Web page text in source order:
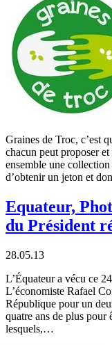
Graines de Troc, c’est
chacun peut proposer
ensemble une
d’obtenir un jeton et
Equateur,
du Président
28.05.13
L’Équateur a vécu ce
L’économiste Rafael
République pour un
quatre ans de plus pour
lesquels,…